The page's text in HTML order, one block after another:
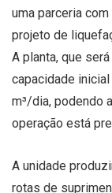
uma parceria
projeto de
A planta, que
capacidade
m³/dia, podendo
operação está
A unidade
rotas de